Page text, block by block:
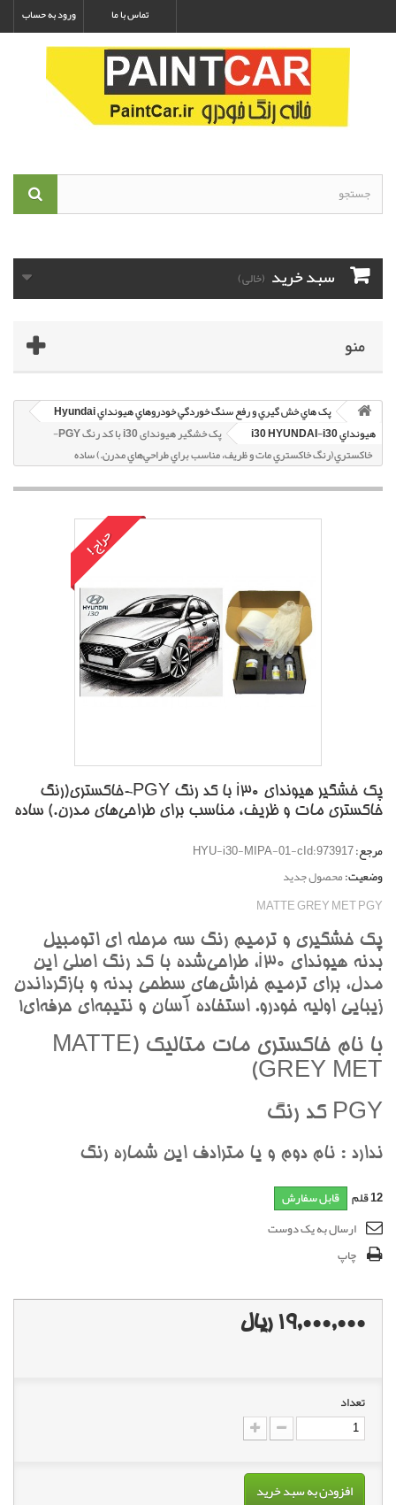
ورود به حساب تماس با ما
سبد خرید (خالی)
منو
پک هاي خش گيري و رفع سنگ خوردگي خودروهاي هيونداي Hyundai
هيونداي i30 HYUNDAI-i30
پک خشگير هیوندای i30 با کد رنگ PGY-
خاکستري(رنگ خاکستري مات و ظريف، مناسب براي طراحي‌هاي مدرن.) ساده
حراج!
پک خشگير هیوندای i30 با کد رنگ PGY-خاکستري(رنگ
خاکستري مات و ظريف، مناسب براي طراحي‌هاي مدرن.) ساده
مرجع:HYU-i30-MIPA-01-cId:973917
وضعیت:محصول جدید
MATTE GREY MET PGY
پک خشگيري و ترميم رنگ سه مرحله اي اتومبيل
بدنه هيونداي i30، طراحي‌شده با کد رنگ اصلي اين
مدل، براي ترميم خراش‌هاي سطحي بدنه و بازگرداندن
زيبايي اوليه خودرو. استفاده آسان و نتيجه‌اي حرفه‌اي!
با نام خاکستري مات متاليک (MATTE
GREY MET)
PGY کد رنگ
ندارد : نام دوم و يا مترادف اين شماره رنگ
12قلم قابل سفارش
ارسال به یک دوست
چاپ
19,000,000 ریال
تعداد
افزودن به سبد خرید